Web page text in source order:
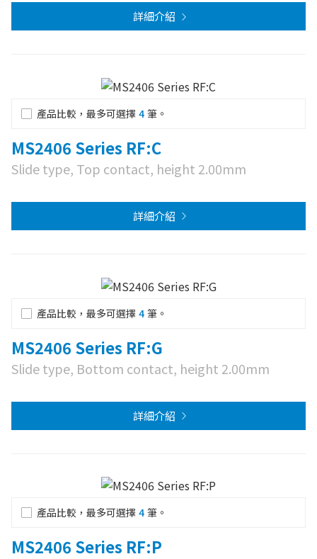
詳細介紹
產品比較，最多可選擇 4 筆。
MS2406 Series RF:C
Slide type, Top contact, height 2.00mm
詳細介紹
產品比較，最多可選擇 4 筆。
MS2406 Series RF:G
Slide type, Bottom contact, height 2.00mm
詳細介紹
產品比較，最多可選擇 4 筆。
MS2406 Series RF:P